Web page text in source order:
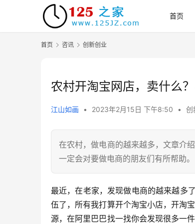
首页
首页 咨讯 创新创业
农村开淘宝网店，卖什么
江山如画 • 2023年2月15日 下午8:50 • 创
在农村，做电商的越来越多，文章介
一定会对要做电商的朋友们有所帮助。
最近，在老家，发现做电商的越来越多
伍了，所有我打算开个淘宝小店，开淘
源，在阿里巴巴找一找你会发现很多一